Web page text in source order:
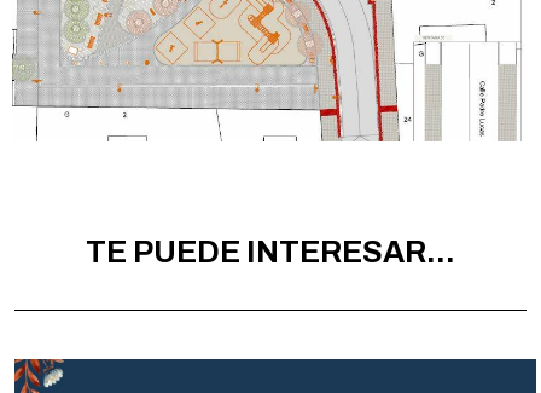
TE PUEDE INTERESAR...